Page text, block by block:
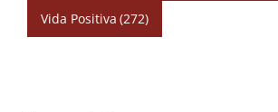
Vida Positiva (272)